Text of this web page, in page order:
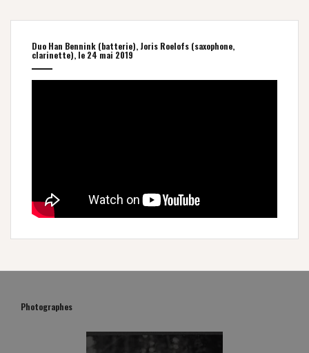
Duo Han Bennink (batterie), Joris Roelofs (saxophone,
clarinette), le 24 mai 2019
Photographes